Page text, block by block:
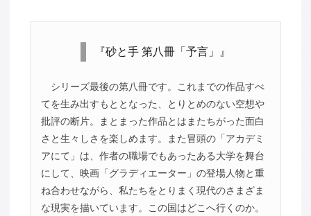
『砂と手 第八冊「予言」』
シリーズ最後の第八冊です。これまでの作品すべ
てを生み出すもととなった、とりとめのない空想や
批評の断片。まとまった作品とはまたちがった面白
さと生々しさを楽しめます。また冒頭の「アカデミ
アにて」は、作者の職場でもあったある大学を舞台
にして、映画「グラディエーター」の登場人物と重
ね合わせながら、私たちをとりまく現代のさまざま
な現実を描いています。この国はどこへ行くのか。